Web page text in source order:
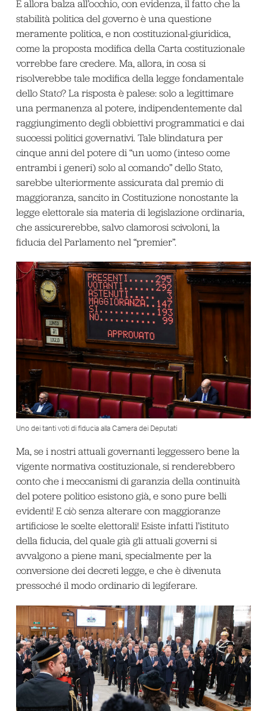
E allora balza all’occhio, con evidenza, il fatto che la
stabilità politica del governo è una questione
meramente politica, e non costituzional-giuridica,
come la proposta modifica della Carta costituzionale
vorrebbe fare credere. Ma, allora, in cosa si
risolverebbe tale modifica della legge fondamentale
dello Stato? La risposta è palese: solo a legittimare
una permanenza al potere, indipendentemente dal
raggiungimento degli obbiettivi programmatici e dai
successi politici governativi. Tale blindatura per
cinque anni del potere di “un uomo (inteso come
entrambi i generi) solo al comando” dello Stato,
sarebbe ulteriormente assicurata dal premio di
maggioranza, sancito in Costituzione nonostante la
legge elettorale sia materia di legislazione ordinaria,
che assicurerebbe, salvo clamorosi scivoloni, la
fiducia del Parlamento nel “premier”.
Uno dei tanti voti di fiducia alla Camera dei Deputati
Ma, se i nostri attuali governanti leggessero bene la
vigente normativa costituzionale, si renderebbero
conto che i meccanismi di garanzia della continuità
del potere politico esistono già, e sono pure belli
evidenti! E ciò senza alterare con maggioranze
artificiose le scelte elettorali! Esiste infatti l’istituto
della fiducia, del quale già gli attuali governi si
avvalgono a piene mani, specialmente per la
conversione dei decreti legge, e che è divenuta
pressoché il modo ordinario di legiferare.